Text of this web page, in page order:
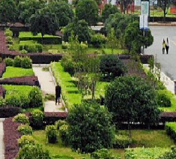
登 录
常见问题